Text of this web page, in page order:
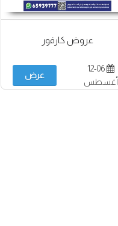
عروض كارفور
12-06
أغسطس
عرض